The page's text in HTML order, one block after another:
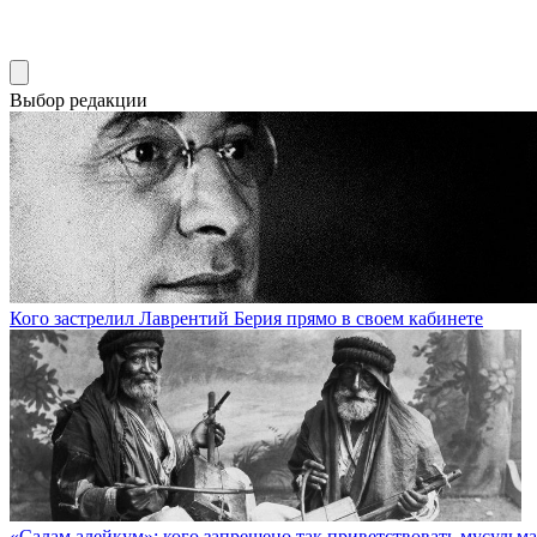
Выбор редакции
Кого застрелил Лаврентий Берия прямо в своем кабинете